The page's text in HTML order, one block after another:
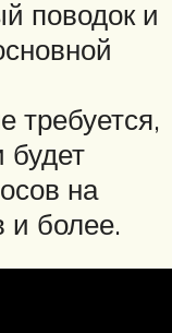
поводок и
требуется,
будет
на
и более.